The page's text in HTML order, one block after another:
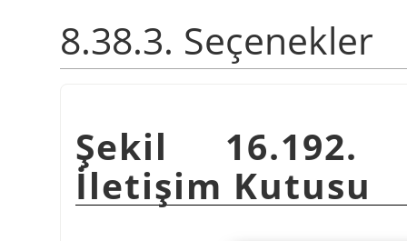
8.38.3. Seçenekler
Şekil
İletişim Kutusu